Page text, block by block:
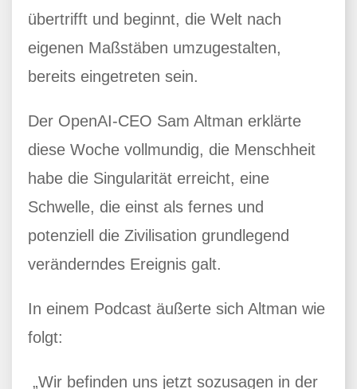
übertrifft und beginnt, die Welt nach
eigenen Maßstäben umzugestalten,
bereits eingetreten sein.
Der OpenAI-CEO Sam Altman erklärte
diese Woche vollmundig, die Menschheit
habe die Singularität erreicht, eine
Schwelle, die einst als fernes und
potenziell die Zivilisation grundlegend
veränderndes Ereignis galt.
In einem Podcast äußerte sich Altman wie
folgt:
„Wir befinden uns jetzt sozusagen in der